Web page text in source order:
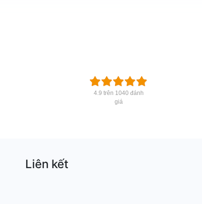
4.9 trên 1040 đánh
giá
Liên kết